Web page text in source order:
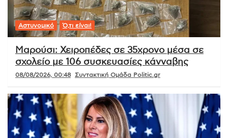
Αστυνομικό Ό,τι είναι!
Μαρούσι: Χειροπέδες σε 35χρονο μέσα σε
σχολείο με 106 συσκευασίες κάνναβης
08/08/2026, 00:48 Συντακτική Ομάδα Politic.gr